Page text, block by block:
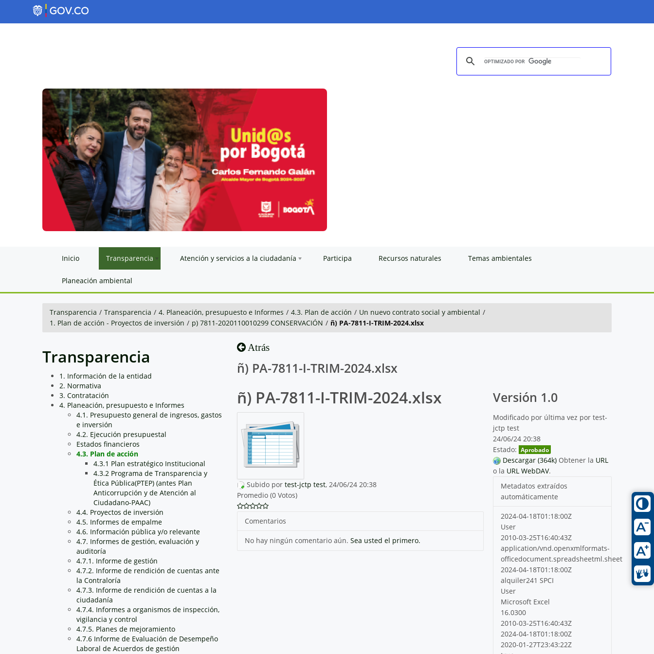
Inicio Transparencia Atención y servicios a la ciudadanía Participa Recursos naturales Temas ambientales
Planeación ambiental
Transparencia / Transparencia / 4. Planeación, presupuesto e Informes / 4.3. Plan de acción / Un nuevo contrato social y ambiental /
1. Plan de acción - Proyectos de inversión / p) 7811-2020110010299 CONSERVACIÓN / ñ) PA-7811-I-TRIM-2024.xlsx
Transparencia
1. Información de la entidad
2. Normativa
3. Contratación
4. Planeación, presupuesto e Informes
4.1. Presupuesto general de ingresos, gastos
e inversión
4.2. Ejecución presupuestal
Estados financieros
4.3. Plan de acción
4.3.1 Plan estratégico Institucional
4.3.2 Programa de Transparencia y
Ética Pública(PTEP) (antes Plan
Anticorrupción y de Atención al
Ciudadano-PAAC)
4.4. Proyectos de inversión
4.5. Informes de empalme
4.6. Información pública y/o relevante
4.7. Informes de gestión, evaluación y
auditoría
4.7.1. Informe de gestión
4.7.2. Informe de rendición de cuentas ante
la Contraloría
4.7.3. Informe de rendición de cuentas a la
ciudadanía
4.7.4. Informes a organismos de inspección,
vigilancia y control
4.7.5. Planes de mejoramiento
4.7.6 Informe de Evaluación de Desempeño
Laboral de Acuerdos de gestión
Atrás
ñ) PA-7811-I-TRIM-2024.xlsx
ñ) PA-7811-I-TRIM-2024.xlsx
Subido por test-jctp test, 24/06/24 20:38
Promedio (0 Votos)
Comentarios
No hay ningún comentario aún. Sea usted el primero.
Versión 1.0
Modificado por última vez por test-
jctp test
24/06/24 20:38
Estado: Aprobado
Descargar (364k) Obtener la URL
o la URL WebDAV.
Metadatos extraídos
automáticamente
2024-04-18T01:18:00Z
User
2010-03-25T16:40:43Z
application/vnd.openxmlformats-
officedocument.spreadsheetml.sheet
2024-04-18T01:18:00Z
alquiler241 SPCI
User
Microsoft Excel
16.0300
2010-03-25T16:40:43Z
2024-04-18T01:18:00Z
2020-01-27T23:43:22Z